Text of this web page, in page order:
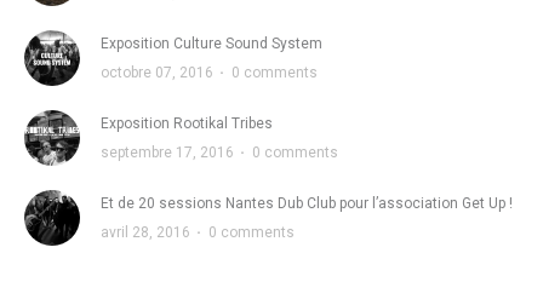
Exposition Culture Sound System
octobre 07, 2016 · 0 comments
Exposition Rootikal Tribes
septembre 17, 2016 · 0 comments
Et de 20 sessions Nantes Dub Club pour l’association Get Up !
avril 28, 2016 · 0 comments